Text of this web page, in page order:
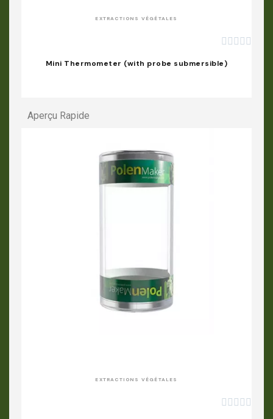
EXTRACTIONS VÉGÉTALES
    
Mini Thermometer (with probe submersible)
Aperçu Rapide
EXTRACTIONS VÉGÉTALES
    